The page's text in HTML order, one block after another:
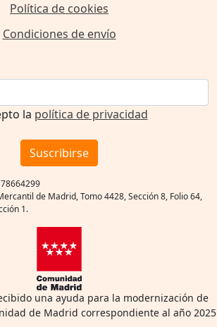
Política de cookies
Condiciones de envío
la política de privacidad
Suscribirse
de Madrid, Tomo 4428, Sección 8, Folio 64,
1.
una ayuda para la modernización de
de Madrid correspondiente al año 2025